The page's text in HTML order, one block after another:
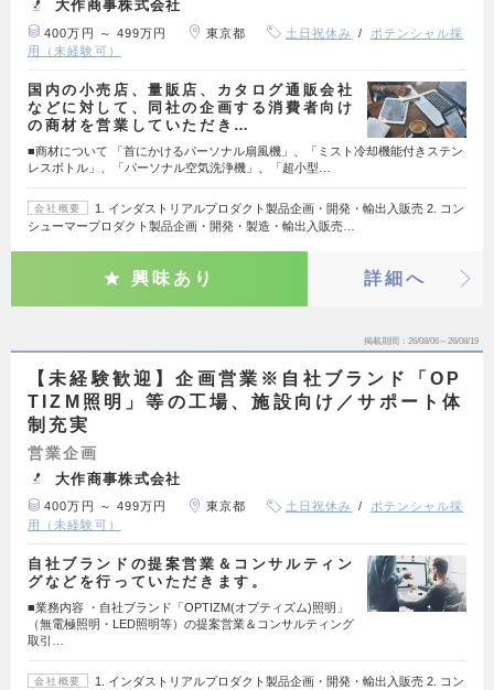
大作商事株式会社
400万円 ～ 499万円 東京都 土日祝休み
ポテンシャル採
用（未経験可）
国内の小売店、量販店、カタログ通販会社
などに対して、同社の企画する消費者向け
の商材を営業していただき…
■商材について 「首にかけるパーソナル扇風機」、「ミスト冷却機能付きステン
レスボトル」、「パーソナル空気洗浄機」、「超小型…
会社概要
1. インダストリアルプロダクト製品企画・開発・輸出入販売 2. コン
シューマープロダクト製品企画・開発・製造・輸出入販売…
興味あり 詳細へ
掲載期間 26/08/06～26/08/19
【未経験歓迎】企画営業※自社ブランド「OP
TIZM照明」等の工場、施設向け／サポート体
制充実
営業企画
大作商事株式会社
400万円 ～ 499万円 東京都 土日祝休み
ポテンシャル採
用（未経験可）
自社ブランドの提案営業＆コンサルティン
グなどを行っていただきます。
■業務内容 ・自社ブランド「OPTIZM(オプティズム)照明」
（無電極照明・LED照明等）の提案営業＆コンサルティング
取引…
会社概要
1. インダストリアルプロダクト製品企画・開発・輸出入販売 2. コン